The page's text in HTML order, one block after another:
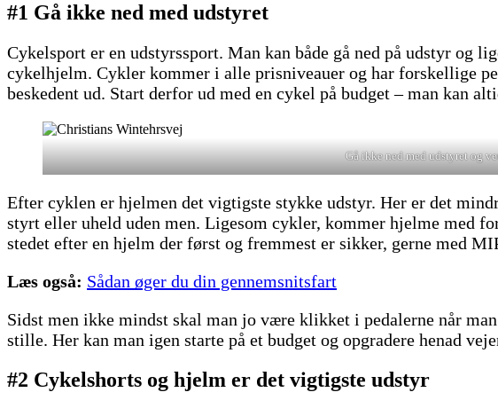
#1 Gå ikke ned med udstyret
Cykelsport er en udstyrssport. Man kan både gå ned på udstyr og
cykelhjelm. Cykler kommer i alle prisniveauer og har forskellige
beskedent ud. Start derfor ud med en cykel på budget – man kan
Gå ikke ned med udstyret og
Efter cyklen er hjelmen det vigtigste stykke udstyr. Her er det
styrt eller uheld uden men. Ligesom cykler, kommer hjelme med
stedet efter en hjelm der først og fremmest er sikker, gerne med
Læs også: Sådan øger du din gennemsnitsfart
Sidst men ikke mindst skal man jo være klikket i pedalerne når
stille. Her kan man igen starte på et budget og opgradere henad
#2 Cykelshorts og hjelm er det vigtigste udstyr